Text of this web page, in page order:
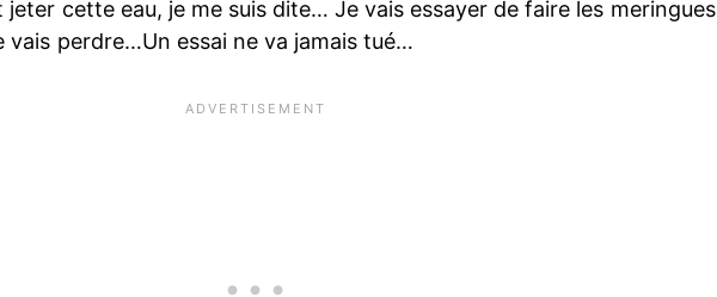
cette eau, je me suis dite… Je vais essayer de faire les meringues
vais perdre…Un essai ne va jamais tué…